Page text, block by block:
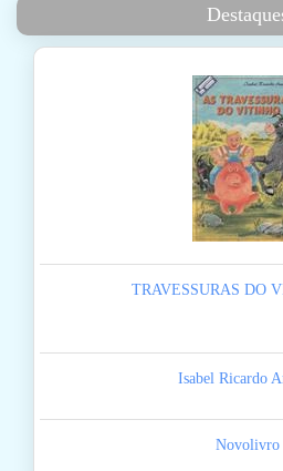
TRAVESSURAS DO
Isabel Ricardo
Novolivro